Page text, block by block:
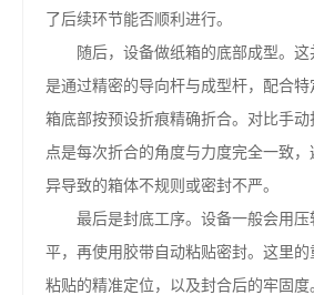
了后续环节能否顺利进行。
随后，设备做纸箱的底部成型。这
是通过精密的导向杆与成型杆，配合
箱底部按预设折痕精确折合。对比手
点是每次折合的角度与力度完全一致
异导致的箱体不规则或密封不严。
最后是封底工序。设备一般会用压
平，再使用胶带自动粘贴密封。这里
粘贴的精准定位，以及封合后的牢固度